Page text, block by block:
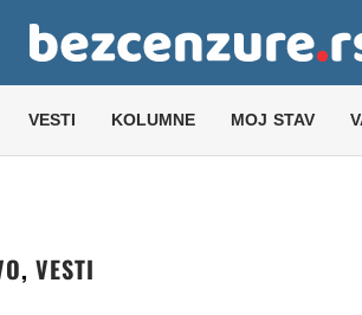
VESTI KOLUMNE MOJ STAV
, VESTI